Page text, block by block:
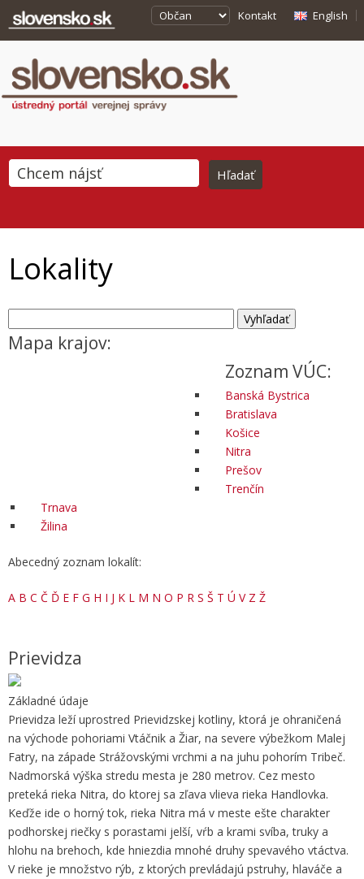
Kontakt English
Lokality
Mapa krajov:
Zoznam VÚC:
Banská Bystrica
Bratislava
Košice
Nitra
Prešov
Trenčín
Trnava
Žilina
Abecedný zoznam lokalít:
A B C Č Ď E F G H I J K L M N O P R S Š T Ú V Z Ž
Prievidza
Základné údaje
Prievidza leží uprostred Prievidzskej kotliny, ktorá je ohraničená
na východe pohoriami Vtáčnik a Žiar, na severe výbežkom Malej
Fatry, na západe Strážovskými vrchmi a na juhu pohorím Tribeč.
Nadmorská výška stredu mesta je 280 metrov. Cez mesto
preteká rieka Nitra, do ktorej sa zľava vlieva rieka Handlovka.
Keďže ide o horný tok, rieka Nitra má v meste ešte charakter
podhorskej riečky s porastami jelší, vŕb a krami svíba, truky a
hlohu na brehoch, kde hniezdia mnohé druhy spevavého vtáctva.
V rieke je množstvo rýb, z ktorých prevládajú pstruhy, hlaváče a